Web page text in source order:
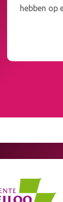
hebben op